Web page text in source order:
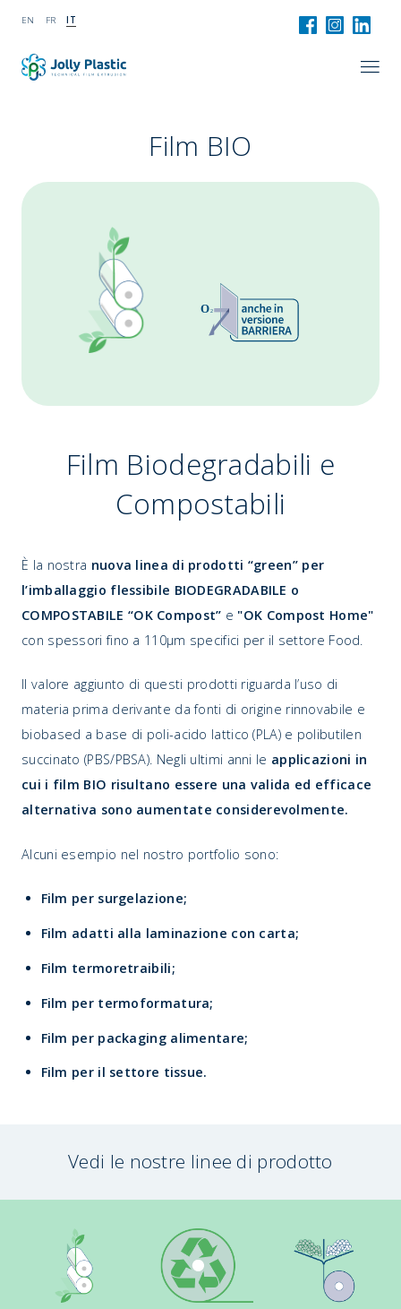
EN FR IT
Film BIO
Film Biodegradabili e
Compostabili
È la nostra nuova linea di prodotti “green” per
l’imballaggio flessibile BIODEGRADABILE o
COMPOSTABILE “OK Compost” e "OK Compost Home"
con spessori fino a 110µm specifici per il settore Food.
Il valore aggiunto di questi prodotti riguarda l’uso di
materia prima derivante da fonti di origine rinnovabile e
biobased a base di poli-acido lattico (PLA) e polibutilen
succinato (PBS/PBSA). Negli ultimi anni le applicazioni in
cui i film BIO risultano essere una valida ed efficace
alternativa sono aumentate considerevolmente.
Alcuni esempio nel nostro portfolio sono:
Film per surgelazione;
Film adatti alla laminazione con carta;
Film termoretraibili;
Film per termoformatura;
Film per packaging alimentare;
Film per il settore tissue.
Vedi le nostre linee di prodotto